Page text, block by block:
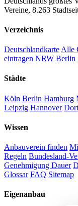
Vereine, 8.263
Verzeichnis
Deutschlandkarte Alle
eintragen NRW Berlin
Städte
Köln Berlin Hamburg
Leipzig Hannover
Wissen
Anbauverein finden
Regeln Bundesland-
Genehmigung Dauer
Glossar FAQ Sitemap
Eigenanbau